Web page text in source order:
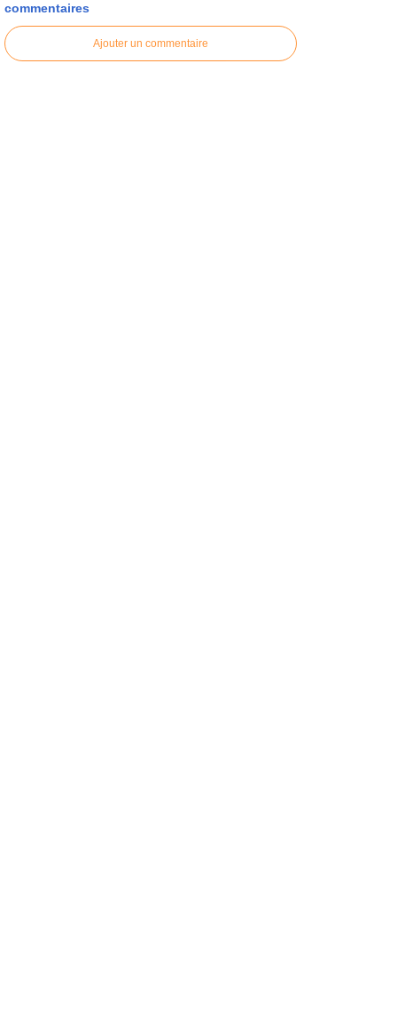
commentaires
Ajouter un commentaire